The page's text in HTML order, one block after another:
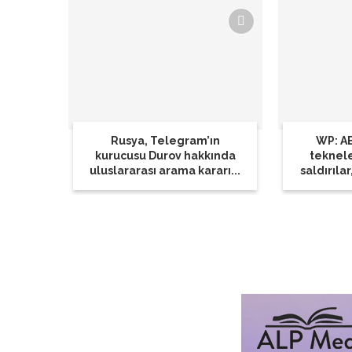
Rusya, Telegram’ın
kurucusu Durov hakkında
uluslararası arama kararı...
WP: